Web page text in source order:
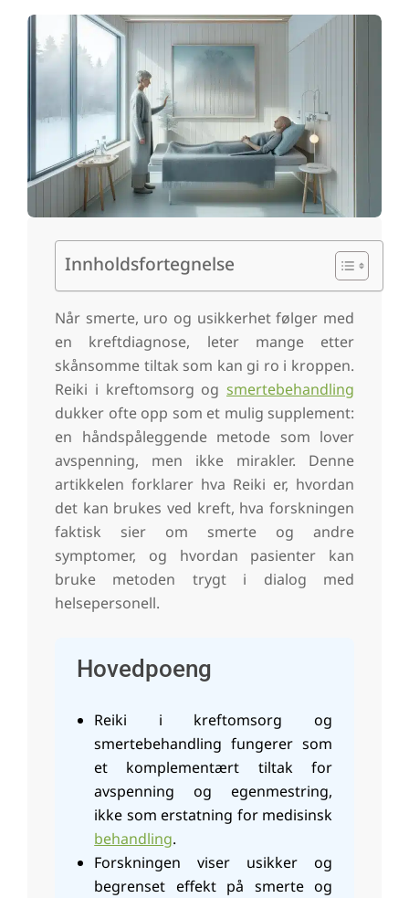
Innholdsfortegnelse
Når smerte, uro og usikkerhet følger med
en kreftdiagnose, leter mange etter
skånsomme tiltak som kan gi ro i kroppen.
Reiki i kreftomsorg og smertebehandling
dukker ofte opp som et mulig supplement:
en håndspåleggende metode som lover
avspenning, men ikke mirakler. Denne
artikkelen forklarer hva Reiki er, hvordan
det kan brukes ved kreft, hva forskningen
faktisk sier om smerte og andre
symptomer, og hvordan pasienter kan
bruke metoden trygt i dialog med
helsepersonell.
Hovedpoeng
Reiki i kreftomsorg og
smertebehandling fungerer som
et komplementært tiltak for
avspenning og egenmestring,
ikke som erstatning for medisinsk
behandling.
Forskningen viser usikker og
begrenset effekt på smerte og